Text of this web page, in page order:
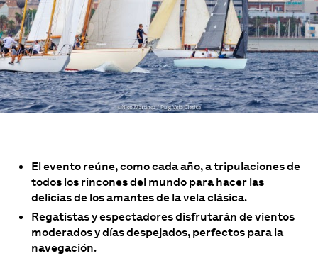
El evento reúne, como cada año, a tripulaciones de
todos los rincones del mundo para hacer las
delicias de los amantes de la vela clásica.
Regatistas y espectadores disfrutarán de vientos
moderados y días despejados, perfectos para la
navegación.